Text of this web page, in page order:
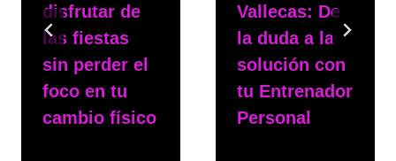
disfrutar de
las fiestas
sin perder el
foco en tu
cambio físico
Vallecas: De
la duda a la
solución con
tu Entrenador
Personal